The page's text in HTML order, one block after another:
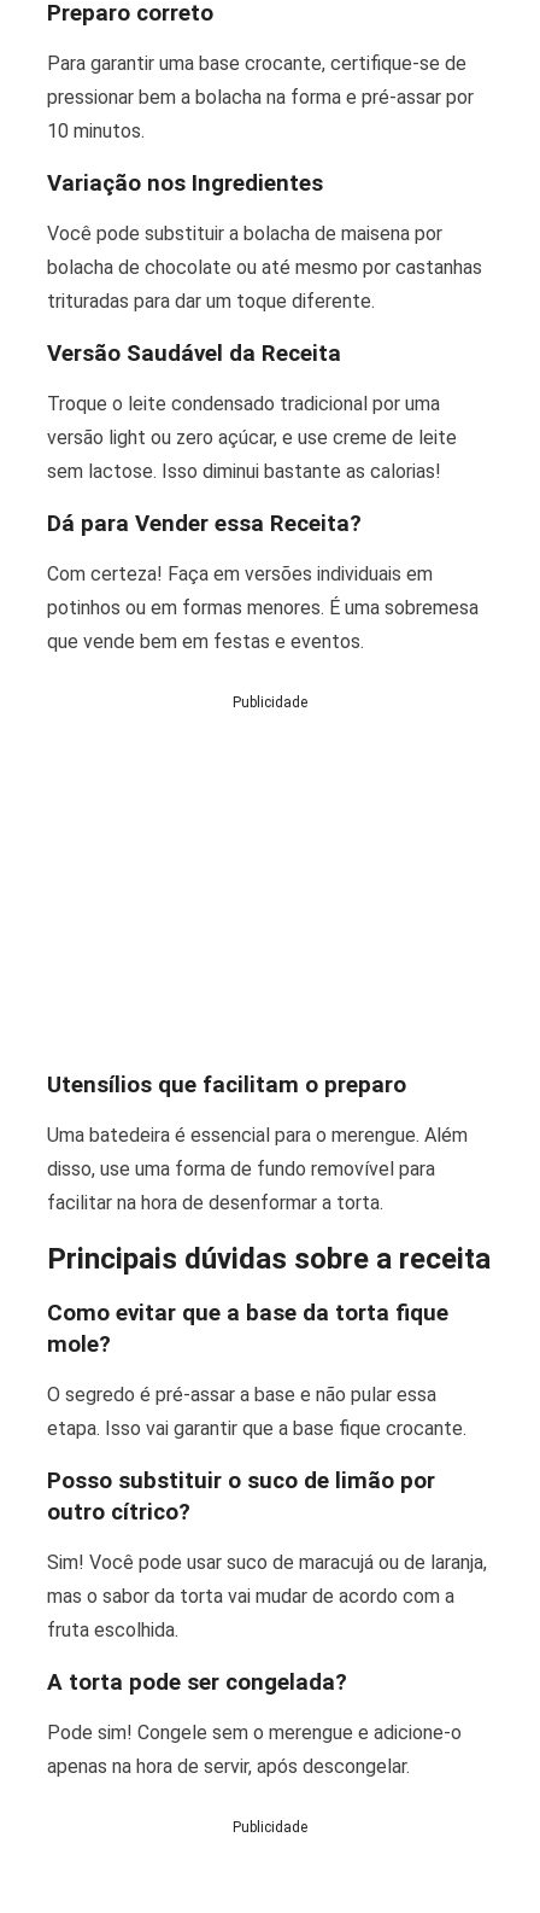
Preparo correto
Para garantir uma base crocante, certifique-se de
pressionar bem a bolacha na forma e pré-assar por
10 minutos.
Variação nos Ingredientes
Você pode substituir a bolacha de maisena por
bolacha de chocolate ou até mesmo por castanhas
trituradas para dar um toque diferente.
Versão Saudável da Receita
Troque o leite condensado tradicional por uma
versão light ou zero açúcar, e use creme de leite
sem lactose. Isso diminui bastante as calorias!
Dá para Vender essa Receita?
Com certeza! Faça em versões individuais em
potinhos ou em formas menores. É uma sobremesa
que vende bem em festas e eventos.
Publicidade
Utensílios que facilitam o preparo
Uma batedeira é essencial para o merengue. Além
disso, use uma forma de fundo removível para
facilitar na hora de desenformar a torta.
Principais dúvidas sobre a receita
Como evitar que a base da torta fique
mole?
O segredo é pré-assar a base e não pular essa
etapa. Isso vai garantir que a base fique crocante.
Posso substituir o suco de limão por
outro cítrico?
Sim! Você pode usar suco de maracujá ou de laranja,
mas o sabor da torta vai mudar de acordo com a
fruta escolhida.
A torta pode ser congelada?
Pode sim! Congele sem o merengue e adicione-o
apenas na hora de servir, após descongelar.
Publicidade